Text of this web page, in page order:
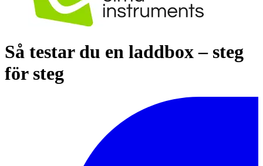
Så testar du en laddbox – steg
för steg